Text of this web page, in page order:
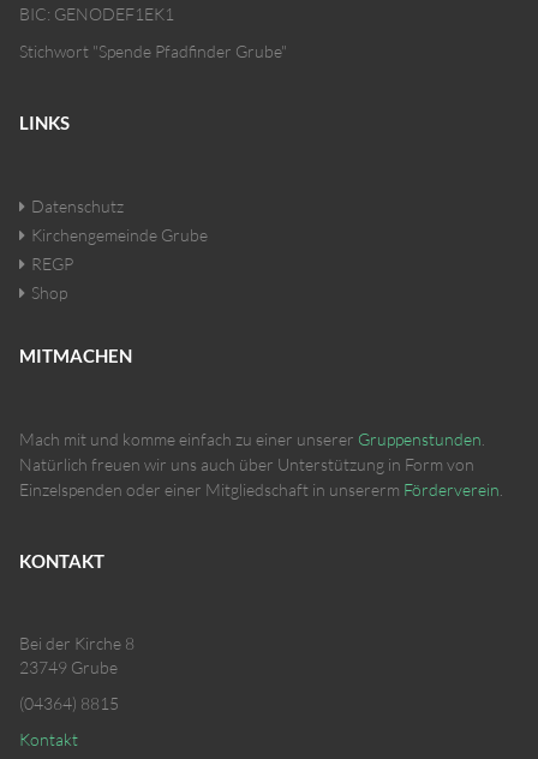
BIC: GENODEF1EK1
Stichwort "Spende Pfadfinder Grube"
LINKS
Datenschutz
Kirchengemeinde Grube
REGP
Shop
MITMACHEN
Mach mit und komme einfach zu einer unserer Gruppenstunden
Natürlich freuen wir uns auch über Unterstützung in Form von
Einzelspenden oder einer Mitgliedschaft in unsererm Förderverein
KONTAKT
Bei der Kirche 8
23749 Grube
(04364) 8815
Kontakt